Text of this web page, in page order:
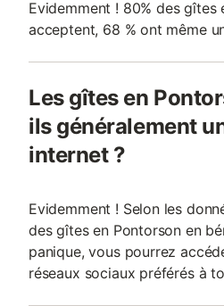
Evidemment ! 80% des gîtes
acceptent, 68 % ont même
Les gîtes en
ils généralement
internet ?
Evidemment ! Selon les
des gîtes en Pontorson en
panique, vous pourrez
réseaux sociaux préférés à